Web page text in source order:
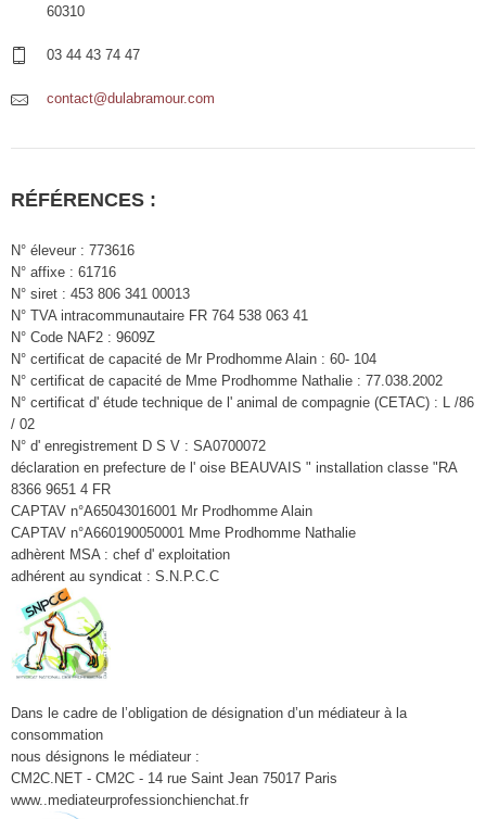
60310
03 44 43 74 47
contact@dulabramour.com
RÉFÉRENCES :
N° éleveur : 773616
N° affixe : 61716
N° siret : 453 806 341 00013
N° TVA intracommunautaire FR 764 538 063 41
N° Code NAF2 : 9609Z
N° certificat de capacité de Mr Prodhomme Alain : 60- 104
N° certificat de capacité de Mme Prodhomme Nathalie : 77.038.2002
N° certificat d' étude technique de l' animal de compagnie (CETAC) : L /86
/ 02
N° d' enregistrement D S V : SA0700072
déclaration en prefecture de l' oise BEAUVAIS " installation classe "RA
8366 9651 4 FR
CAPTAV n°A65043016001 Mr Prodhomme Alain
CAPTAV n°A660190050001 Mme Prodhomme Nathalie
adhèrent MSA : chef d' exploitation
adhérent au syndicat : S.N.P.C.C
Dans le cadre de l’obligation de désignation d’un médiateur à la
consommation
nous désignons le médiateur :
CM2C.NET - CM2C - 14 rue Saint Jean 75017 Paris
www..mediateurprofessionchienchat.fr